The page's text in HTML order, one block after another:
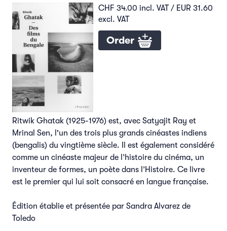
CHF 34.00 incl. VAT / EUR 31.60
excl. VAT
Order
Ritwik Ghatak (1925-1976) est, avec Satyajit Ray et
Mrinal Sen, l'un des trois plus grands cinéastes indiens
(bengalis) du vingtième siècle. Il est également considéré
comme un cinéaste majeur de l’histoire du cinéma, un
inventeur de formes, un poète dans l’Histoire. Ce livre
est le premier qui lui soit consacré en langue française.
Édition établie et présentée par Sandra Alvarez de
Toledo